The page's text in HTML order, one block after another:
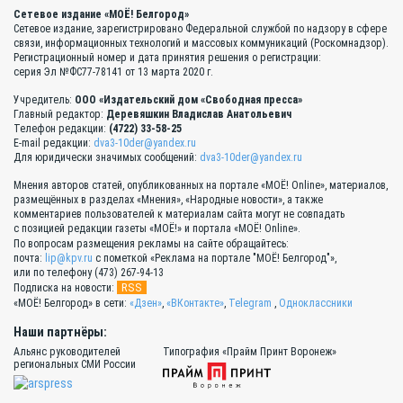
Сетевое издание «МОЁ! Белгород»
Сетевое издание, зарегистрировано Федеральной службой по надзору в сфере
связи, информационных технологий и массовых коммуникаций (Роскомнадзор).
Регистрационный номер и дата принятия решения о регистрации:
серия Эл №ФС77-78141 от 13 марта 2020 г.
Учредитель: ООО «Издательский дом «Свободная пресса»
Главный редактор: Деревяшкин Владислав Анатольевич
Телефон редакции: (4722) 33-58-25
E-mail редакции: dva3-10der@yandex.ru
Для юридически значимых сообщений: dva3-10der@yandex.ru
Мнения авторов статей, опубликованных на портале «МОЁ! Online», материалов,
размещённых в разделах «Мнения», «Народные новости», а также
комментариев пользователей к материалам сайта могут не совпадать
с позицией редакции газеты «МОЁ!» и портала «МОЁ! Online».
По вопросам размещения рекламы на сайте обращайтесь:
почта: lip@kpv.ru с пометкой «Реклама на портале "МОЁ! Белгород"»,
или по телефону (473) 267-94-13
Подписка на новости:
RSS
«МОЁ! Белгород» в сети: «Дзен», «ВКонтакте», Telegram , Одноклассники
Наши партнёры:
Альянс руководителей
региональных СМИ России
Типография «Прайм Принт Воронеж»